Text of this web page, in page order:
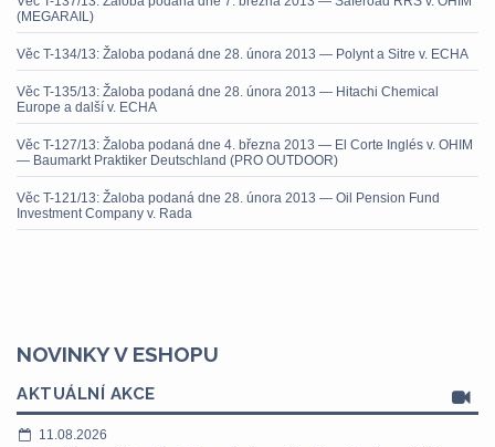
(MEGARAIL)
Věc T-134/13: Žaloba podaná dne 28. února 2013 — Polynt a Sitre v. ECHA
Věc T-135/13: Žaloba podaná dne 28. února 2013 — Hitachi Chemical
Europe a další v. ECHA
Věc T-127/13: Žaloba podaná dne 4. března 2013 — El Corte Inglés v. OHIM
— Baumarkt Praktiker Deutschland (PRO OUTDOOR)
Věc T-121/13: Žaloba podaná dne 28. února 2013 — Oil Pension Fund
Investment Company v. Rada
NOVINKY V ESHOPU
AKTUÁLNÍ AKCE
11.08.2026